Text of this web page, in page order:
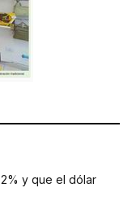
y que el dólar